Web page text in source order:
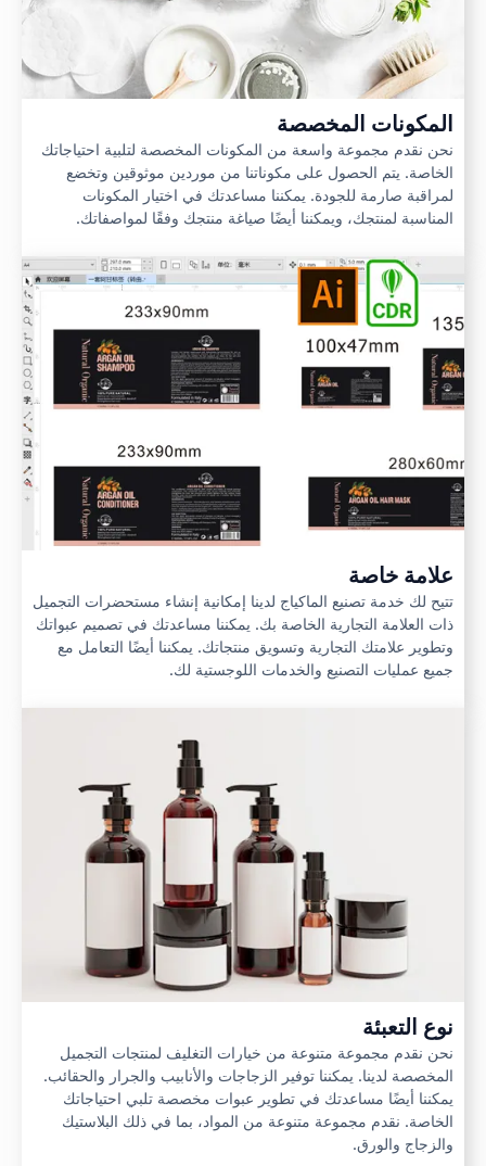
المكونات المخصصة
نحن نقدم مجموعة واسعة من المكونات المخصصة لتلبية احتياجاتك
الخاصة. يتم الحصول على مكوناتنا من موردين موثوقين وتخضع
لمراقبة صارمة للجودة. يمكننا مساعدتك في اختيار المكونات
المناسبة لمنتجك، ويمكننا أيضًا صياغة منتجك وفقًا لمواصفاتك.
علامة خاصة
تتيح لك خدمة تصنيع الماكياج لدينا إمكانية إنشاء مستحضرات التجميل
ذات العلامة التجارية الخاصة بك. يمكننا مساعدتك في تصميم عبواتك
وتطوير علامتك التجارية وتسويق منتجاتك. يمكننا أيضًا التعامل مع
جميع عمليات التصنيع والخدمات اللوجستية لك.
نوع التعبئة
نحن نقدم مجموعة متنوعة من خيارات التغليف لمنتجات التجميل
المخصصة لدينا. يمكننا توفير الزجاجات والأنابيب والجرار والحقائب.
يمكننا أيضًا مساعدتك في تطوير عبوات مخصصة تلبي احتياجاتك
الخاصة. نقدم مجموعة متنوعة من المواد، بما في ذلك البلاستيك
والزجاج والورق.